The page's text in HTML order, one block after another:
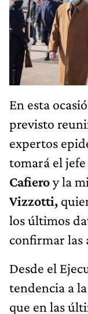
En esta
previsto
expertos
tomará el
Cafieroy la
Vizzotti,
los últimos
confirmar las
Desde el
tendencia a
que en las